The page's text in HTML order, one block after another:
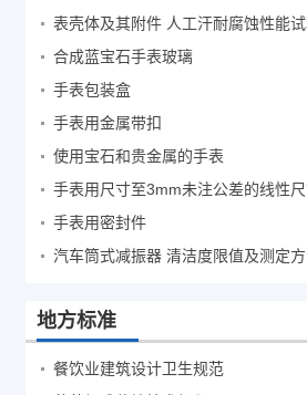
表壳体及其附件 人工汗耐腐蚀性能
合成蓝宝石手表玻璃
手表包装盒
手表用金属带扣
使用宝石和贵金属的手表
手表用尺寸至3mm未注公差的线性
手表用密封件
汽车筒式减振器 清洁度限值及测定
地方标准
餐饮业建筑设计卫生规范